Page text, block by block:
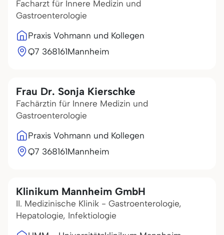
Facharzt für Innere Medizin und
Gastroenterologie
Praxis Vohmann und Kollegen
Q7 368161Mannheim
Frau Dr. Sonja Kierschke
Fachärztin für Innere Medizin und
Gastroenterologie
Praxis Vohmann und Kollegen
Q7 368161Mannheim
Klinikum Mannheim GmbH
II. Medizinische Klinik - Gastroenterologie,
Hepatologie, Infektiologie